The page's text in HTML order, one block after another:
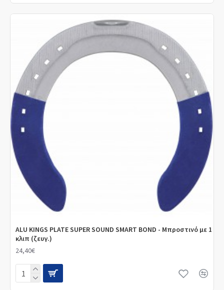
ALU KINGS PLATE SUPER SOUND SMART BOND - Μπροστινό με 1
κλιπ (ζευγ.)
24,40€